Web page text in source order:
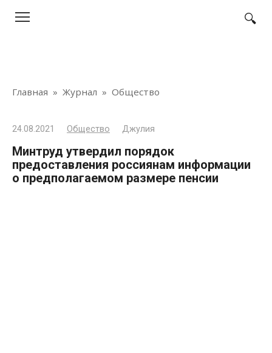
Главная » Журнал » Общество
24.08.2021 Общество Джулия
Минтруд утвердил порядок
предоставления россиянам информации
о предполагаемом размере пенсии